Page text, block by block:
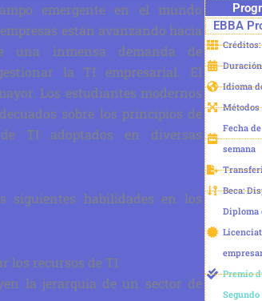
emergente en el mundo
están avanzando hacia
una inmensa demanda de
la TI empresarial. El
Los estudiantes modernos
sobre los principios de
TI adoptados en diversas
siguientes habilidades en los
los recursos de TI
la jerarquía de un sector de
EBBA
Créditos:
Idioma
Fecha
semana
Beca:
Diploma
Premio